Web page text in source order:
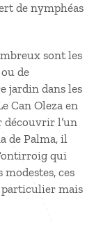
de nymphéas
sont les
de
jardin dans les
Can Oleza en
découvrir l’un
de Palma, il
qui
ces
particulier mais